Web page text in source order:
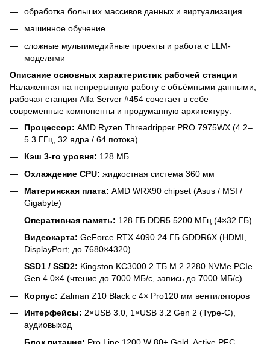
обработка больших массивов данных и виртуализация
машинное обучение
сложные мультимедийные проекты и работа с LLM-
моделями
Описание основных характеристик рабочей станции
Налаженная на непрерывную работу с объёмными данными,
рабочая станция Alfa Server #454 сочетает в себе
современные компоненты и продуманную архитектуру:
Процессор: AMD Ryzen Threadripper PRO 7975WX (4.2–
5.3 ГГц, 32 ядра / 64 потока)
Кэш 3-го уровня: 128 МБ
Охлаждение CPU: жидкостная система 360 мм
Материнская плата: AMD WRX90 chipset (Asus / MSI /
Gigabyte)
Оперативная память: 128 ГБ DDR5 5200 МГц (4×32 ГБ)
Видеокарта: GeForce RTX 4090 24 ГБ GDDR6X (HDMI,
DisplayPort; до 7680×4320)
SSD1 / SSD2: Kingston KC3000 2 ТБ M.2 2280 NVMe PCIe
Gen 4.0×4 (чтение до 7000 МБ/с, запись до 7000 МБ/с)
Корпус: Zalman Z10 Black с 4× Pro120 мм вентиляторов
Интерфейсы: 2×USB 3.0, 1×USB 3.2 Gen 2 (Type-C),
аудиовыход
Блок питания: Pro Line 1200 W 80+ Gold, Active PFC